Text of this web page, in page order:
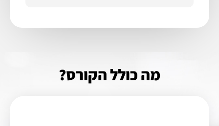
מה כולל הקורס?